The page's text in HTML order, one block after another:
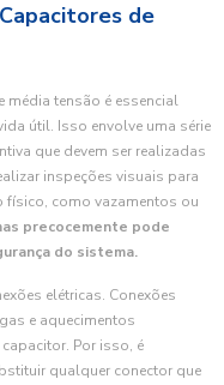
de
tensão é essencial
útil. Isso envolve uma série
que devem ser realizadas
inspeções visuais para
físico, como vazamentos ou
precocemente pode
do sistema.
elétricas. Conexões
e aquecimentos
Por isso, é
qualquer conector que